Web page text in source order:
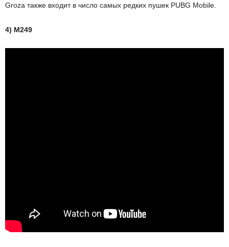
Groza также входит в число самых редких пушек PUBG Mobile.
4) M249